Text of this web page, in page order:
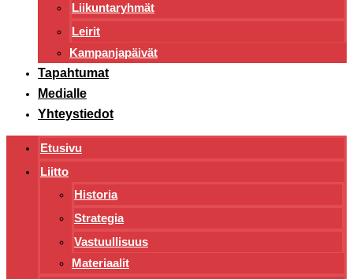
Liikuntaryhmät
Leirit
Kampanjapäivät
Tapahtumat
Medialle
Yhteystiedot
Etusivu
Liitto
Historia
Strategia
Vastuullisuus
Materiaalit